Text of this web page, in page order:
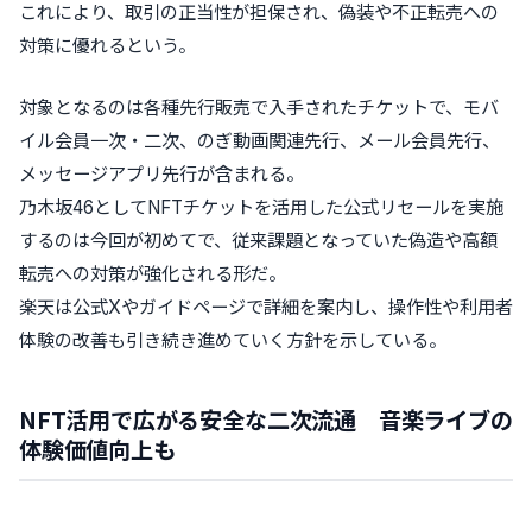
これにより、取引の正当性が担保され、偽装や不正転売への
対策に優れるという。
対象となるのは各種先行販売で入手されたチケットで、モバ
イル会員一次・二次、のぎ動画関連先行、メール会員先行、
メッセージアプリ先行が含まれる。
乃木坂46としてNFTチケットを活用した公式リセールを実施
するのは今回が初めてで、従来課題となっていた偽造や高額
転売への対策が強化される形だ。
楽天は公式Xやガイドページで詳細を案内し、操作性や利用者
体験の改善も引き続き進めていく方針を示している。
NFT活用で広がる安全な二次流通 音楽ライブの
体験価値向上も